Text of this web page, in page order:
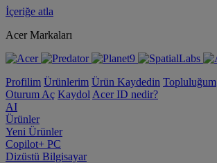
İçeriğe atla
Acer Markaları
Profilim Ürünlerim Ürün Kaydedin Topluluğum
Oturum Aç Kaydol Acer ID nedir?
AI
Ürünler
Yeni Ürünler
Copilot+ PC
Dizüstü Bilgisayar